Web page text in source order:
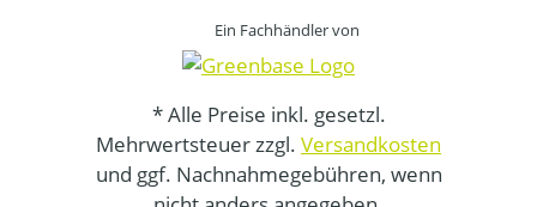
Ein Fachhändler von
* Alle Preise inkl. gesetzl.
Mehrwertsteuer zzgl. Versandkosten
und ggf. Nachnahmegebühren, wenn